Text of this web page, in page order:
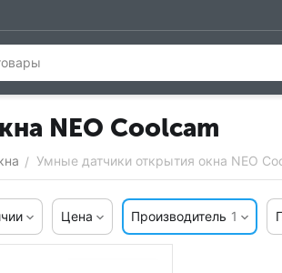
NEO Coolcam
/ Умные датчики открытия окна NEO
Цена Производитель 1